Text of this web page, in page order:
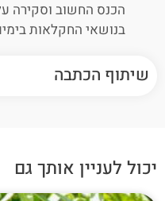
הכנס החשוב וסקירה
בנושאי החקלאות
שיתוף הכתבה
יכול לעניין אותך גם